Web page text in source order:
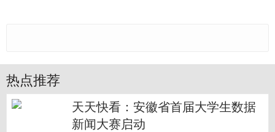
热点推荐
天天快看：安徽省首届大学生数据
新闻大赛启动